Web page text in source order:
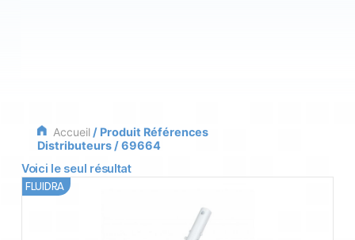
Accueil/ Produit Références
Distributeurs / 69664
Voici le seul résultat
FLUIDRA